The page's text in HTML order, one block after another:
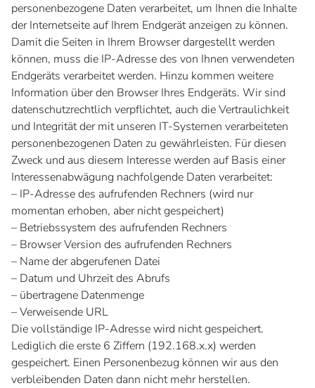
personenbezogene Daten verarbeitet, um Ihnen die Inhalte
der Internetseite auf Ihrem Endgerät anzeigen zu können.
Damit die Seiten in Ihrem Browser dargestellt werden
können, muss die IP-Adresse des von Ihnen verwendeten
Endgeräts verarbeitet werden. Hinzu kommen weitere
Information über den Browser Ihres Endgeräts. Wir sind
datenschutzrechtlich verpflichtet, auch die Vertraulichkeit
und Integrität der mit unseren IT-Systemen verarbeiteten
personenbezogenen Daten zu gewährleisten. Für diesen
Zweck und aus diesem Interesse werden auf Basis einer
Interessenabwägung nachfolgende Daten verarbeitet:
– IP-Adresse des aufrufenden Rechners (wird nur
momentan erhoben, aber nicht gespeichert)
– Betriebssystem des aufrufenden Rechners
– Browser Version des aufrufenden Rechners
– Name der abgerufenen Datei
– Datum und Uhrzeit des Abrufs
– übertragene Datenmenge
– Verweisende URL
Die vollständige IP-Adresse wird nicht gespeichert.
Lediglich die erste 6 Ziffern (192.168.x.x) werden
gespeichert. Einen Personenbezug können wir aus den
verbleibenden Daten dann nicht mehr herstellen.